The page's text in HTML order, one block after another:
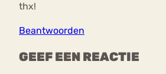
thx!
Beantwoorden
GEEF EEN REACTIE